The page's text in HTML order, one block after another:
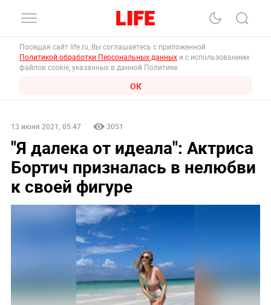
Посещая сайт life.ru, Вы соглашаетесь с приложенной
Политикой обработки Персональных данных и с использованием
файлов cookie, указанных в данной Политике.
ОК
13 июня 2021, 05:47 3051
"Я далека от идеала": Актриса
Бортич призналась в нелюбви
к своей фигуре